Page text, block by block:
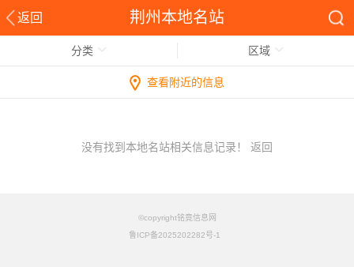
返回 荆州本地名站
分类 区域
查看附近的信息
没有找到本地名站相关信息记录！ 返回
©copyright铭竟信息网
鲁ICP备2025202282号-1